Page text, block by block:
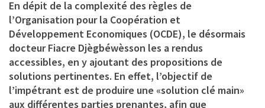
En dépit de la complexité des règles de
l’Organisation pour la Coopération et
Développement Economiques (OCDE), le désormais
docteur Fiacre Djègbéwèsson les a rendus
accessibles, en y ajoutant des propositions de
solutions pertinentes. En effet, l’objectif de
l’impétrant est de produire une «solution clé main»
aux différentes parties prenantes, afin que